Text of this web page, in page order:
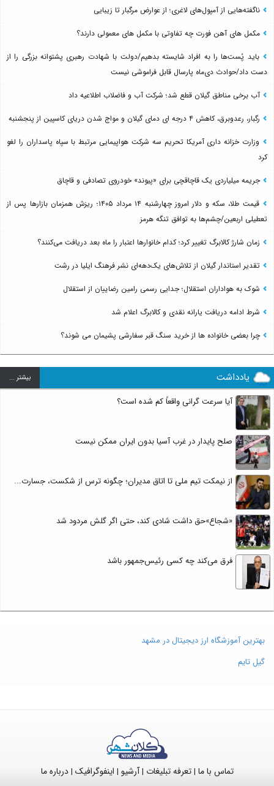
ناگفته‌هایی از آمپول‌های لاغری؛ از عوارض مرگبار تا زیبایی
مکمل های آهن فورت چه تفاوتی با مکمل های معمولی دارند؟
باید پُست‌ها را به افراد شایسته بدهیم/دولت با شهادت رهبری پشتوانه بزرگی را از
دست داد/حوادث دی‌ماه پارسال قابل فراموشی نیست
آب برخی مناطق گیلان قطع شد؛ شرکت آب و فاضلاب اطلاعیه داد
رگبار، رعدوبرق، کاهش ۴ درجه ای دمای گیلان و مواج شدن دریای کاسپین از پنجشنبه
وزارت خزانه داری آمریکا تحریم سه شرکت هواپیمایی مرتبط با سپاه پاسداران را لغو
کرد
جریمه میلیاردی یک قاچاقچی برای «پیوند» خودروی تصادفی و قاچاق
قیمت طلا، سکه و دلار امروز چهارشنبه ۱۴ مرداد ۱۴۰۵؛ ریزش همزمان بازارها پس از
تعطیلی اربعین/چشم‌ها به توافق تنگه هرمز
زمان شارژ کالابرگ تغییر کرد؛ کدام خانوارها اعتبار را ماه بعد دریافت می‌کنند؟
تقدیر استاندار گیلان از تلاش‌های یک‌دهه‌ای نشر فرهنگ ایلیا در رشت
شوک به هواداران استقلال؛ جدایی رسمی رامین رضاییان از استقلال
شرط ادامه دریافت یارانه نقدی و کالابرگ اعلام شد
چرا بعضی خانواده ها از خرید سنگ قبر سفارشی پشیمان می شوند؟
یادداشت بيشتر ...
آیا سرعت گرانی واقعاً کم شده است؟
صلح پایدار در غرب آسیا بدون ایران ممکن نیست
از نیمکت تیم ملی تا اتاق مدیران؛ چگونه ترس از شکست، جسارت...
«شجاع»حق داشت شادی کند، حتی اگر گلش مردود شد
فرق می‌کند چه کسی رئیس‌جمهور باشد
بهترین آموزشگاه ارز دیجیتال در مشهد
گیل تایم
تماس با ما |تعرفه تبلیغات |آرشیو | اینفوگرافیک |درباره ما